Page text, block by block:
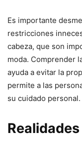
Es importante
restricciones
cabeza, que son
moda. Comprender
ayuda a evitar la
permite a las
su cuidado personal.